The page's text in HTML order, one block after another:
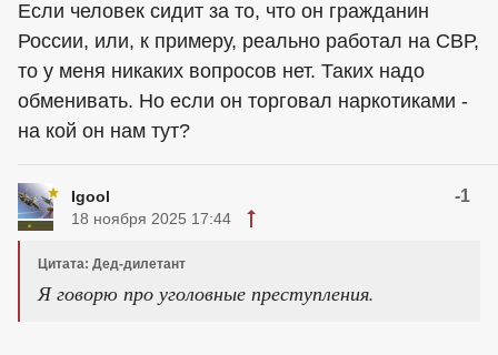
Если человек сидит за то, что он гражданин
России, или, к примеру, реально работал на СВР,
то у меня никаких вопросов нет. Таких надо
обменивать. Но если он торговал наркотиками -
на кой он нам тут?
Igool -1
18 ноября 2025 17:44
Цитата: Дед-дилетант
Я говорю про уголовные преступления.